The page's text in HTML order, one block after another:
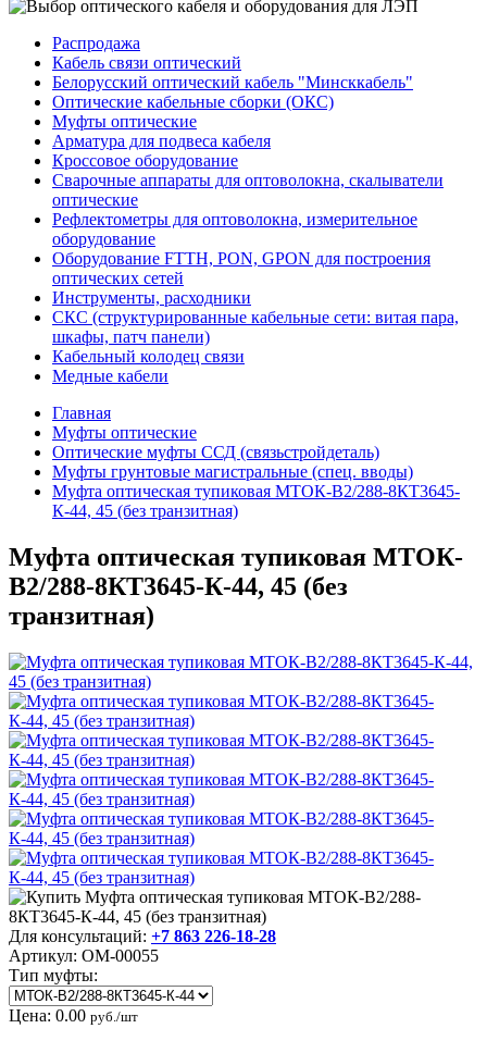
Распродажа
Кабель связи оптический
Белорусский оптический кабель "Минсккабель"
Оптические кабельные сборки (ОКС)
Муфты оптические
Арматура для подвеса кабеля
Кроссовое оборудование
Сварочные аппараты для оптоволокна, скалыватели
оптические
Рефлектометры для оптоволокна, измерительное
оборудование
Оборудование FTTH, PON, GPON для построения
оптических сетей
Инструменты, расходники
СКС (структурированные кабельные сети: ​витая пара,
шкафы, патч панели)
Кабельный колодец связи
Медные кабели
Главная
Муфты оптические
Оптические муфты ССД (связьстройдеталь)
Муфты грунтовые магистральные (спец. вводы)
Муфта оптическая тупиковая МТОК-В2/288-8КТ3645-
К-44, 45 (без транзитная)
Муфта оптическая тупиковая МТОК-
В2/288-8КТ3645-К-44, 45 (без
транзитная)
Для консультаций: +7 863 226-18-28
Артикул: OM-00055
Тип муфты:
Цена: 0.00 руб./шт